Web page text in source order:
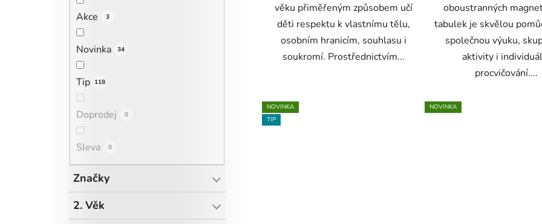
Akce 3
Novinka 34
Tip 118
Doprodej 0
Sleva 0
Značky
2. Věk
věku přiměřeným způsobem učí
děti respektu k vlastnímu tělu,
osobním hranicím, souhlasu i
soukromí. Prostřednictvím...
oboustranných
tabulek je skvělou
společnou výuku,
aktivity i
procvičování....
NOVINKA
TIP
NOVINKA